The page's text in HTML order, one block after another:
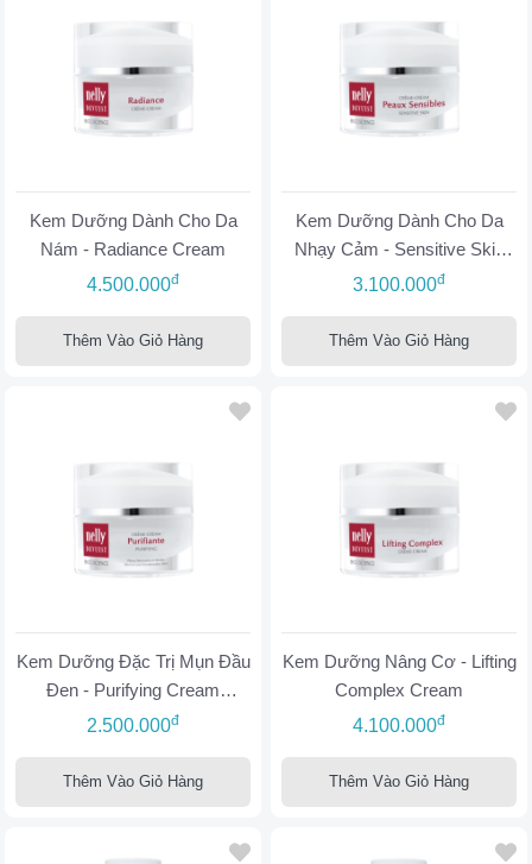
Kem Dưỡng Dành Cho Da
Nám - Radiance Cream
4.500.000đ
Thêm Vào Giỏ Hàng
Kem Dưỡng Dành Cho Da
Nhạy Cảm - Sensitive Skin
Cream
3.100.000đ
Thêm Vào Giỏ Hàng
Kem Dưỡng Đặc Trị Mụn Đầu
Đen - Purifying Cream
Combination Skin
2.500.000đ
Thêm Vào Giỏ Hàng
Kem Dưỡng Nâng Cơ - Lifting
Complex Cream
4.100.000đ
Thêm Vào Giỏ Hàng